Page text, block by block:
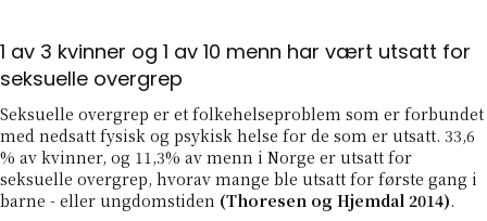
1 av 3 kvinner og 1 av 10 menn har vært utsatt for
seksuelle overgrep
Seksuelle overgrep er et folkehelseproblem som er forbundet
med nedsatt fysisk og psykisk helse for de som er utsatt. 33,6
% av kvinner, og 11,3% av menn i Norge er utsatt for
seksuelle overgrep, hvorav mange ble utsatt for første gang i
barne - eller ungdomstiden (Thoresen og Hjemdal 2014).